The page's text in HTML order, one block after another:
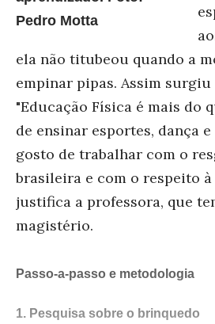
Pedro Motta
ela não titubeou quando a
empinar pipas. Assim
"Educação Física é mais do
de ensinar esportes, dança
gosto de trabalhar com o
brasileira e com o respeito à
justifica a professora, que
magistério.
Passo-a-passo e metodologia
1. Pesquisa sobre o brinquedo